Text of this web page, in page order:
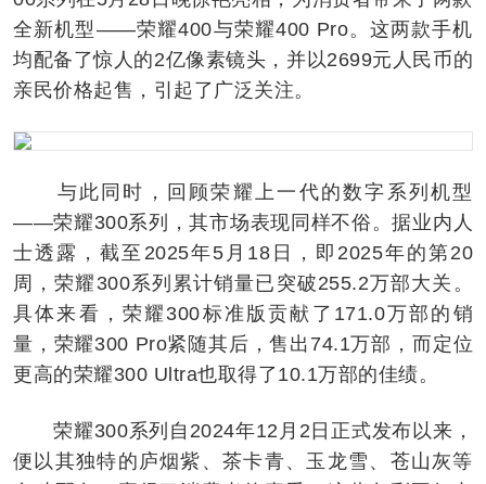
全新机型——荣耀400与荣耀400 Pro。这两款手机
均配备了惊人的2亿像素镜头，并以2699元人民币的
亲民价格起售，引起了广泛关注。
与此同时，回顾荣耀上一代的数字系列机型
——荣耀300系列，其市场表现同样不俗。据业内人
士透露，截至2025年5月18日，即2025年的第20
周，荣耀300系列累计销量已突破255.2万部大关。
具体来看，荣耀300标准版贡献了171.0万部的销
量，荣耀300 Pro紧随其后，售出74.1万部，而定位
更高的荣耀300 Ultra也取得了10.1万部的佳绩。
荣耀300系列自2024年12月2日正式发布以来，
便以其独特的庐烟紫、茶卡青、玉龙雪、苍山灰等